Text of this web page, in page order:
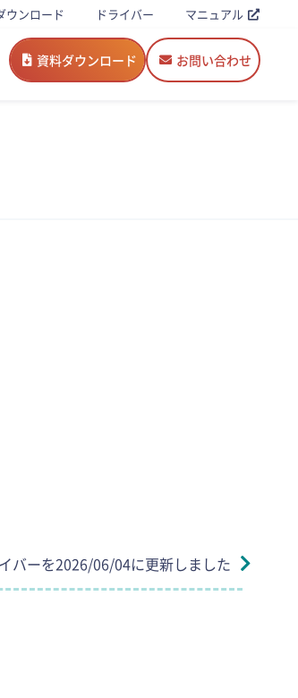
ウンロード ドライバー マニュアル
資料ダウンロード お問い合わせ
バーを2026/06/04に更新しました